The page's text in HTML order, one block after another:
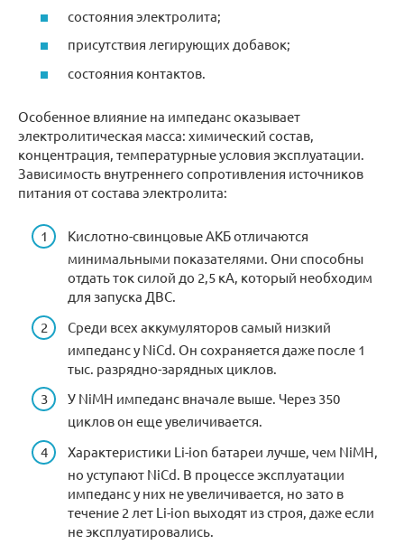
состояния электролита;
присутствия легирующих добавок;
состояния контактов.
Особенное влияние на импеданс оказывает
электролитическая масса: химический состав,
концентрация, температурные условия эксплуатации.
Зависимость внутреннего сопротивления источников
питания от состава электролита:
Кислотно-свинцовые АКБ отличаются
минимальными показателями. Они способны
отдать ток силой до 2,5 кА, который необходим
для запуска ДВС.
Среди всех аккумуляторов самый низкий
импеданс у NiCd. Он сохраняется даже после 1
тыс. разрядно-зарядных циклов.
У NiMH импеданс вначале выше. Через 350
циклов он еще увеличивается.
Характеристики Li-ion батареи лучше, чем NiMH,
но уступают NiCd. В процессе эксплуатации
импеданс у них не увеличивается, но зато в
течение 2 лет Li-ion выходят из строя, даже если
не эксплуатировались.